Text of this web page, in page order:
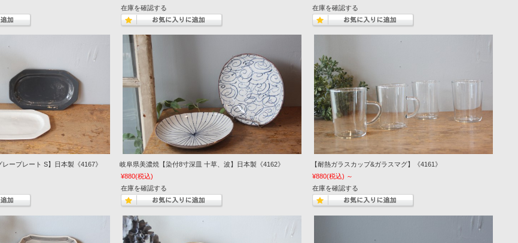
在庫を確認する
在庫を確認する
ープレート S】日本製《4167》
岐阜県美濃焼【染付8寸深皿 十草、波】日本製《4162》
¥880(税込)
在庫を確認する
【耐熱ガラスカップ&ガラスマグ】《4161》
¥880(税込) ～
在庫を確認する